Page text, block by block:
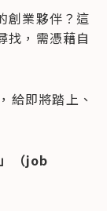
創業夥伴？這
找，需憑藉自
給即將踏上、
（job